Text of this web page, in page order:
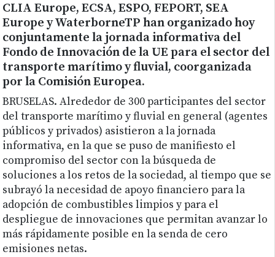
CLIA Europe, ECSA, ESPO, FEPORT, SEA
Europe y WaterborneTP han organizado hoy
conjuntamente la jornada informativa del
Fondo de Innovación de la UE para el sector del
transporte marítimo y fluvial, coorganizada
por la Comisión Europea.
BRUSELAS. Alrededor de 300 participantes del sector
del transporte marítimo y fluvial en general (agentes
públicos y privados) asistieron a la jornada
informativa, en la que se puso de manifiesto el
compromiso del sector con la búsqueda de
soluciones a los retos de la sociedad, al tiempo que se
subrayó la necesidad de apoyo financiero para la
adopción de combustibles limpios y para el
despliegue de innovaciones que permitan avanzar lo
más rápidamente posible en la senda de cero
emisiones netas.